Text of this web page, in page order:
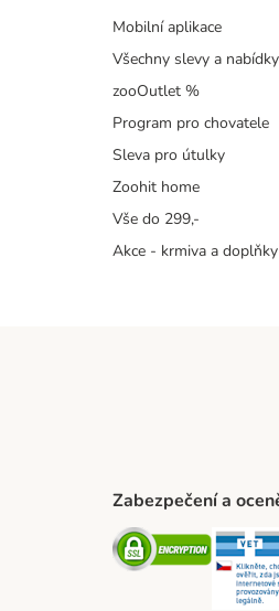
Mobilní aplikace
Všechny slevy a nabídky
zooOutlet %
Program pro chovatele
Sleva pro útulky
Zoohit home
Vše do 299,-
Akce - krmiva a doplňky
Method
Zabezpečení a
Security